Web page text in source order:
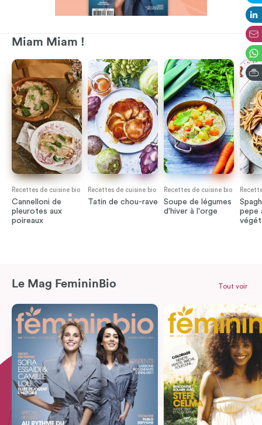
Miam Miam !
Recettes de cuisine bio
Cannelloni de
pleurotes aux
poireaux
Recettes de cuisine bio
Tatin de chou-rave
Recettes de cuisine bio
Soupe de légumes
d'hiver à l'orge
pepe
Le Mag FemininBio Tout voir